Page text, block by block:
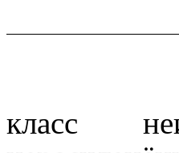
класс